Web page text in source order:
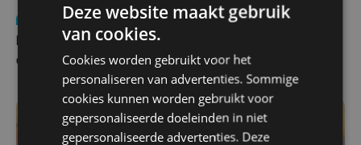
Nieuws
za 1 augustus | 22:36
Belgisch Solar Team met West-Vlamingen wint voor
eerst in VS
Deze website maakt gebruik
van cookies.
Cookies worden gebruikt voor het
personaliseren van advertenties. Sommige
cookies kunnen worden gebruikt voor
gepersonaliseerde doeleinden in niet
gepersonaliseerde advertenties. Deze